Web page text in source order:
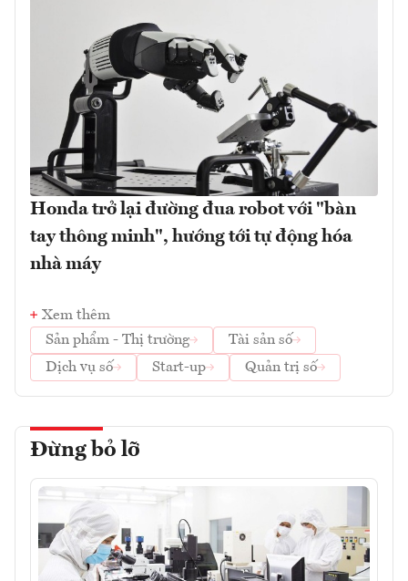
Honda trở lại đường đua robot với "bàn
tay thông minh", hướng tới tự động hóa
nhà máy
Xem thêm
Sản phẩm - Thị trường
Tài sản số
Dịch vụ số
Start-up Quản trị số
Đừng bỏ lỡ